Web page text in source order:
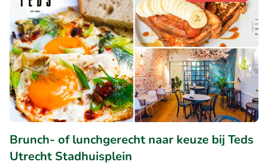
Brunch- of lunchgerecht naar keuze bij Teds
Utrecht Stadhuisplein